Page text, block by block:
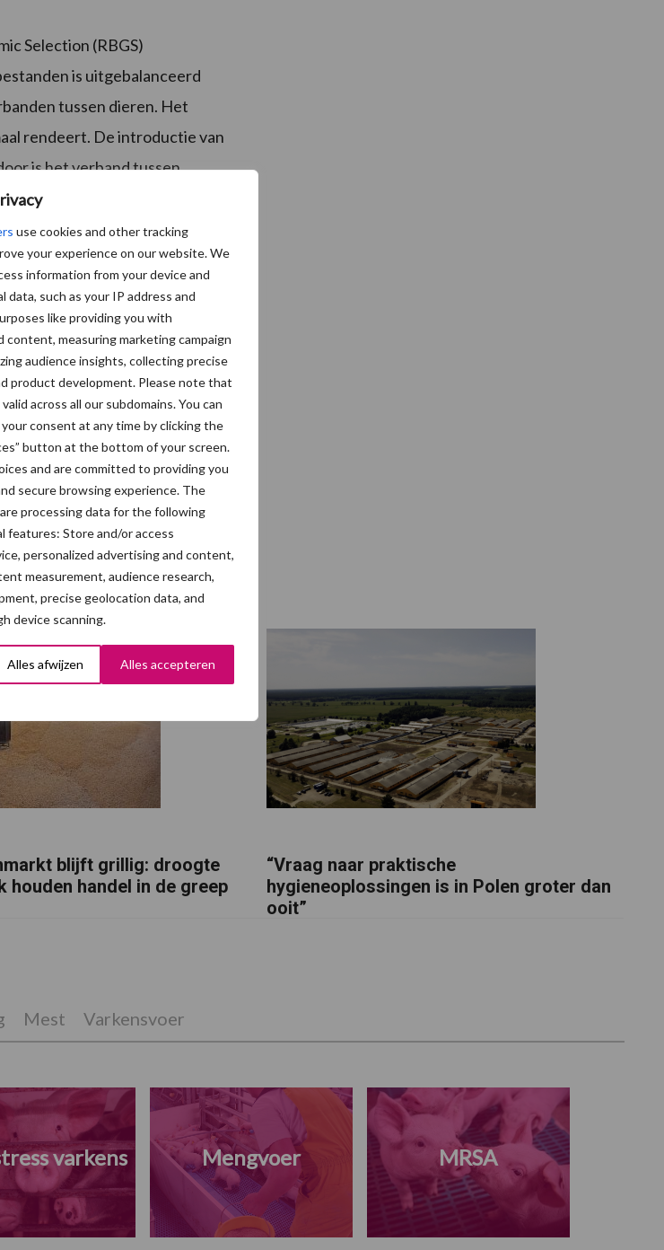
use cookies and other tracking
your experience on our website. We
information from your device and
data, such as your IP address and
like providing you with
content, measuring marketing campaign
audience insights, collecting precise
product development. Please note that
across all our subdomains. You can
consent at any time by clicking the
button at the bottom of your screen.
and are committed to providing you
secure browsing experience. The
processing data for the following
features: Store and/or access
personalized advertising and content,
measurement, audience research,
precise geolocation data, and
device scanning.
Alles afwijzen Alles accepteren
Selection (RBGS)
is uitgebalanceerd
tussen dieren. Het
rendeert. De introductie van
is het verband tussen,
van RBGS is
fokbeleid verder afnemen.
is gericht op het
de boer. De cijfers tonen aan
commerciële
De wens van een magerder
van het varken. Deze
blijft grillig: droogte
houden handel in de greep
“Vraag naar praktische
hygieneoplossingen is in Polen groter dan
ooit”
Mest Varkensvoer
varkens Mengvoer MRSA